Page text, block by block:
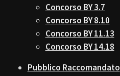
Concorso BY 3.7
Concorso BY 8.10
Concorso BY 11.13
Concorso BY 14.18
Pubblico Raccomandato